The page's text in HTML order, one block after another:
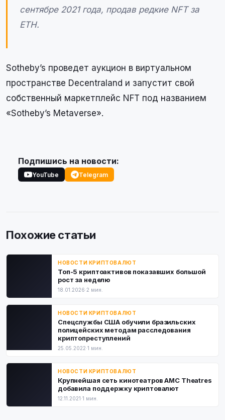
сентябре 2021 года, продав редкие NFT за
ETH.
Sotheby’s проведет аукцион в виртуальном
пространстве Decentraland и запустит свой
собственный маркетплейс NFT под названием
«Sotheby’s Metaverse».
Подпишись на новости:
YouTube Telegram
Похожие статьи
НОВОСТИ КРИПТОВАЛЮТ
Топ-5 криптоактивов показавших большой
рост за неделю
18.01.2026·2 мин.
НОВОСТИ КРИПТОВАЛЮТ
Спецслужбы США обучили бразильских
полицейских методам расследования
криптопреступлений
25.05.2022·1 мин.
НОВОСТИ КРИПТОВАЛЮТ
Крупнейшая сеть кинотеатров AMC Theatres
добавила поддержку криптовалют
12.11.2021·1 мин.